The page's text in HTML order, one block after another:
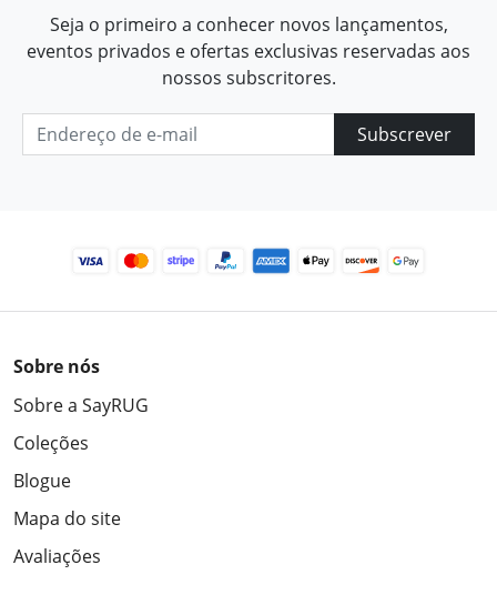
Seja o primeiro a conhecer novos lançamentos,
eventos privados e ofertas exclusivas reservadas aos
nossos subscritores.
Subscrever
Sobre nós
Sobre a SayRUG
Coleções
Blogue
Mapa do site
Avaliações